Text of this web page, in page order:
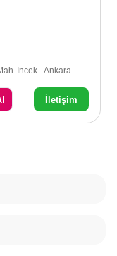
İncek - Ankara
İletişim